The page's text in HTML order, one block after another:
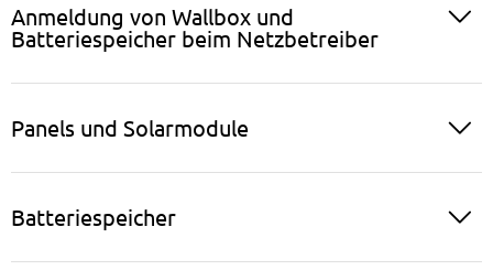
Anmeldung von Wallbox und
Batteriespeicher beim Netzbetreiber
Panels und Solarmodule
Batteriespeicher